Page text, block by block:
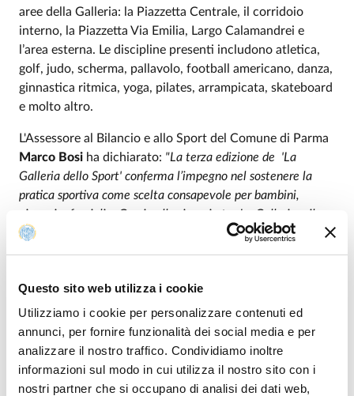
Questo sito web utilizza i cookie
Utilizziamo i cookie per personalizzare contenuti ed
annunci, per fornire funzionalità dei social media e per
analizzare il nostro traffico. Condividiamo inoltre
informazioni sul modo in cui utilizza il nostro sito con i
nostri partner che si occupano di analisi dei dati web,
aree della Galleria: la Piazzetta Centrale, il corridoio
interno, la Piazzetta Via Emilia, Largo Calamandrei e
l’area esterna. Le discipline presenti includono atletica,
golf, judo, scherma, pallavolo, football americano, danza,
ginnastica ritmica, yoga, pilates, arrampicata, skateboard
e molto altro.
L'Assessore al Bilancio e allo Sport del Comune di Parma
Marco Bosi ha dichiarato: "La terza edizione de 'La
Galleria dello Sport' conferma l’impegno nel sostenere la
pratica sportiva come scelta consapevole per bambini,
giovani e famiglie. Grazie alla sinergia tra La Galleria e il
Comune, l’iniziativa vuole essere uno stimolo concreto alla
promozione di uno stile di vita attivo, da sempre al centro
L’Università di Parma, da sempre sensibile ai valori
formativi dello sport, contribuisce alla formazione di